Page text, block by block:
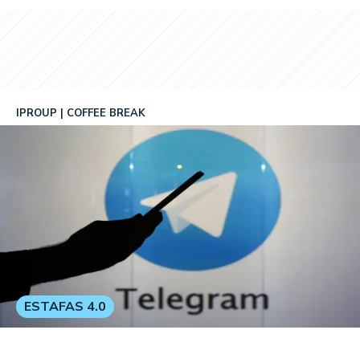
IPROUP COFFEE BREAK
ESTAFAS 4.0